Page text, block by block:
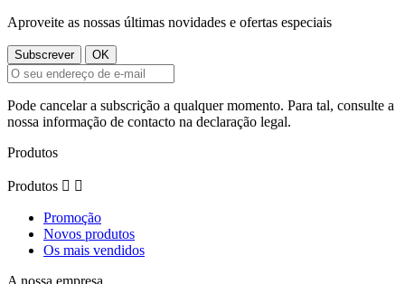
Aproveite as nossas últimas novidades e ofertas especiais
Pode cancelar a subscrição a qualquer momento. Para tal, consulte a
nossa informação de contacto na declaração legal.
Produtos
Produtos  
Promoção
Novos produtos
Os mais vendidos